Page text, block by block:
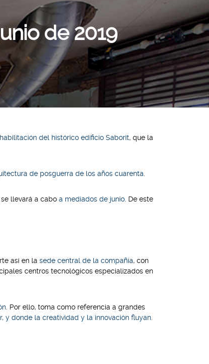
de 2019
del histórico edificio Saborit, que la
de posguerra de los años cuarenta
llevará a cabo a mediados de junio . De este
así en la sede central de la compañía, con
centros tecnológicos especializados en
. Por ello, toma como referencia a grandes
y donde la creatividad y la innovación fluyan